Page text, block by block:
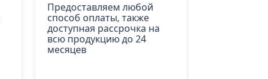
Предоставляем любой
способ оплаты, также
доступная рассрочка на
всю продукцию до 24
месяцев